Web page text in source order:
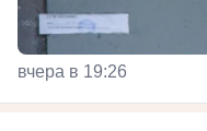
вчера в 19:26